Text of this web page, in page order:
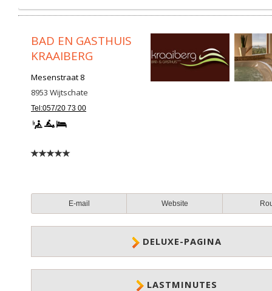
BAD EN GASTHUIS
KRAAIBERG
Mesenstraat 8
8953 Wijtschate
Tel:057/20 73 00
E-mail Website
DELUXE-PAGINA
LASTMINUTES